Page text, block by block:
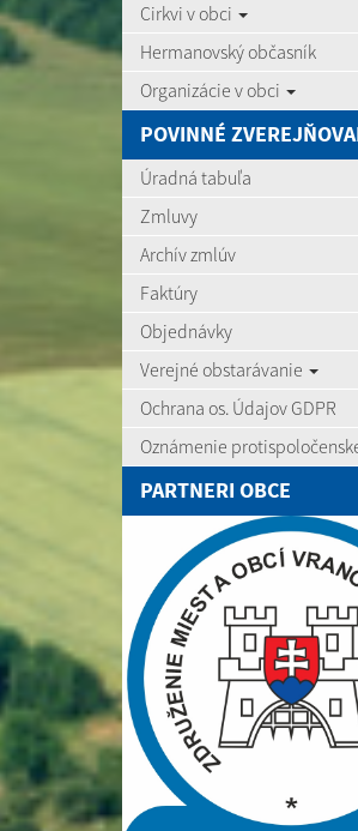
Cirkvi v obci
Hermanovský občasník
Organizácie v obci
POVINNÉ
Úradná tabuľa
Zmluvy
Archív zmlúv
Faktúry
Objednávky
Verejné obstarávanie
Ochrana os. Údajov GDPR
Oznámenie
PARTNERI OBCE